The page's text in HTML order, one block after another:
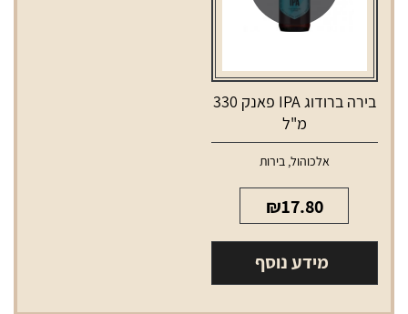
בירה ברודוג IPA פאנק 330
מ"ל
אלכוהול,בירות
₪17.80
מידע נוסף